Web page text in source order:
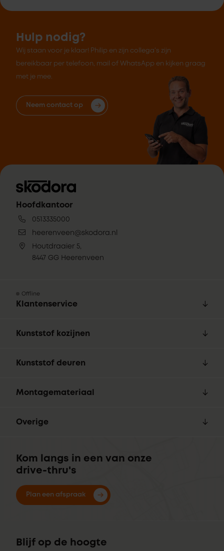
Hulp nodig?
Wij staan voor je klaar! Philip en zijn collega's zijn
bereikbaar per telefoon, mail of WhatsApp en kijken graag
met je mee.
Neem contact op
Hoofdkantoor
0513335000
heerenveen@skodora.nl
Houtdraaier 5,
8447 GG Heerenveen
Offline
Klantenservice
Kunststof kozijnen
Kunststof deuren
Montagemateriaal
Overige
Kom langs in een van onze
drive-thru's
Plan een afspraak
Blijf op de hoogte